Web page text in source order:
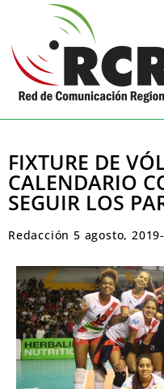
FIXTURE DE
CALENDARIO
SEGUIR LOS
Redacción 5 agosto, 2019-